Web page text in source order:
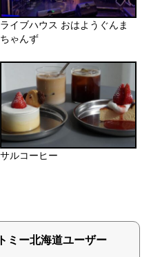
ライブハウス おはようぐんま
ちゃんず
サルコーヒー
ミー北海道ユーザー